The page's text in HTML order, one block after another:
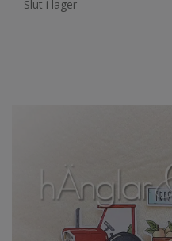
Slut i lager